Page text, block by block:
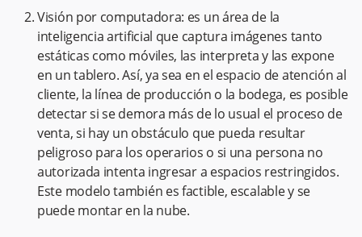
Visión por computadora: es un área de la
inteligencia artificial que captura imágenes tanto
estáticas como móviles, las interpreta y las expone
en un tablero. Así, ya sea en el espacio de atención al
cliente, la línea de producción o la bodega, es posible
detectar si se demora más de lo usual el proceso de
venta, si hay un obstáculo que pueda resultar
peligroso para los operarios o si una persona no
autorizada intenta ingresar a espacios restringidos.
Este modelo también es factible, escalable y se
puede montar en la nube.